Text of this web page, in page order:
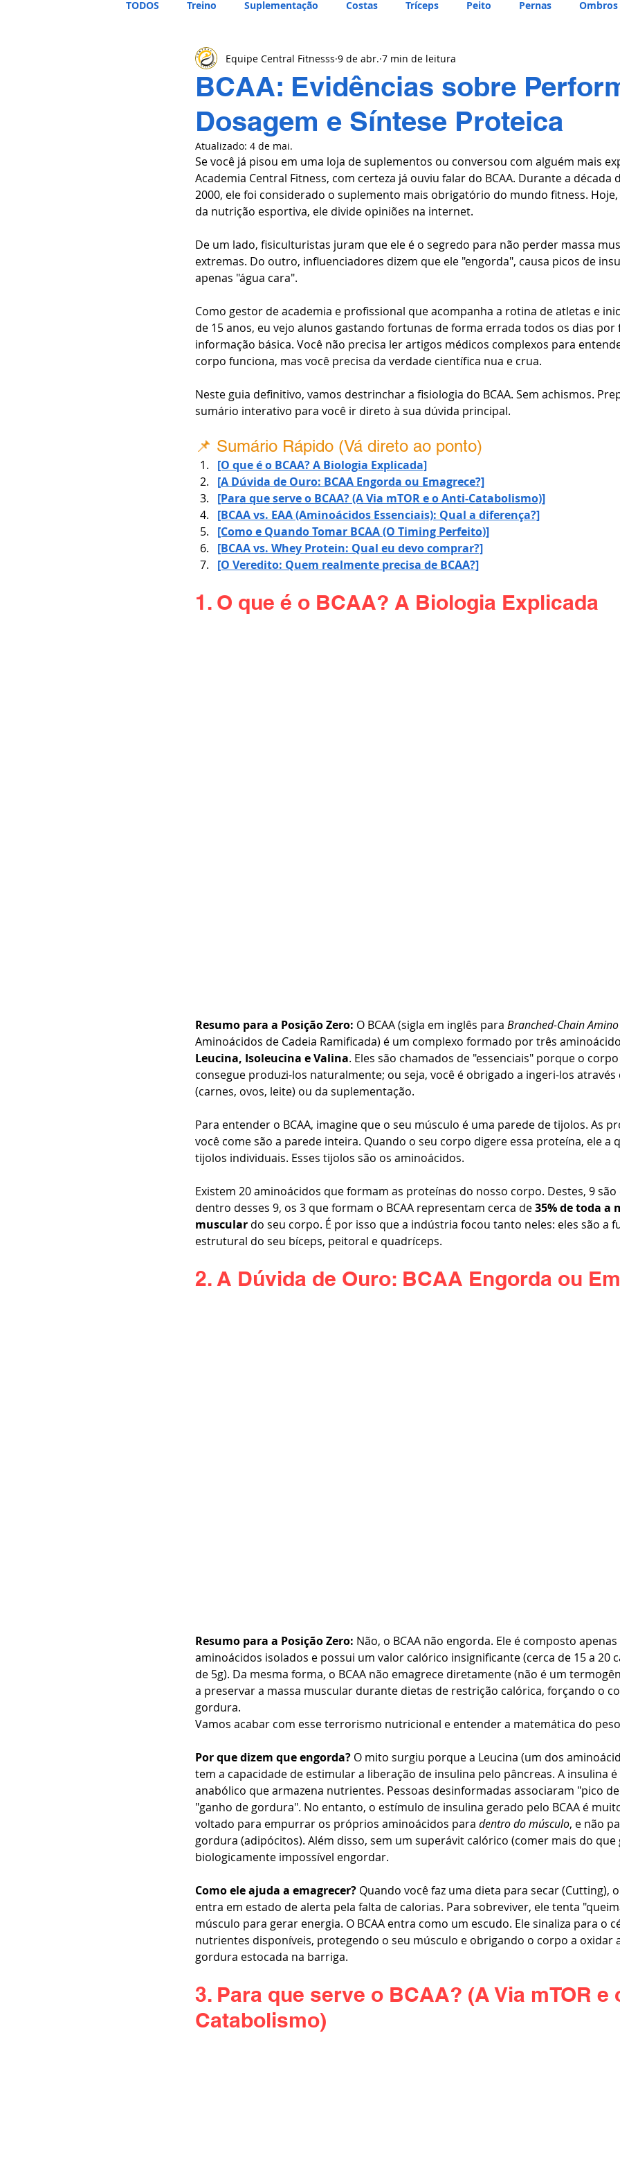
TODOS Treino Suplementação Costas Tríceps Peito Pernas Ombros
BCAA: Evidências sobre
Dosagem e Síntese Proteica
Equipe Central Fitnesss 9 de abr. 7 min de leitura
Atualizado: 4 de mai.
Se você já pisou em uma loja de suplementos ou conversou com alguém mais
Academia Central Fitness, com certeza já ouviu falar do BCAA. Durante a década
2000, ele foi considerado o suplemento mais obrigatório do mundo fitness.
da nutrição esportiva, ele divide opiniões na internet.
De um lado, fisiculturistas juram que ele é o segredo para não perder massa
extremas. Do outro, influenciadores dizem que ele "engorda", causa picos de
apenas "água cara".
Como gestor de academia e profissional que acompanha a rotina de atletas e
de 15 anos, eu vejo alunos gastando fortunas de forma errada todos os dias por
informação básica. Você não precisa ler artigos médicos complexos para
corpo funciona, mas você precisa da verdade científica nua e crua.
Neste guia definitivo, vamos destrinchar a fisiologia do BCAA. Sem achismos.
sumário interativo para você ir direto à sua dúvida principal.
📌 Sumário Rápido (Vá direto ao ponto)
[O que é o BCAA? A Biologia Explicada]
[A Dúvida de Ouro: BCAA Engorda ou Emagrece?]
[Para que serve o BCAA? (A Via mTOR e o Anti-Catabolismo)]
[BCAA vs. EAA (Aminoácidos Essenciais): Qual a diferença?]
[Como e Quando Tomar BCAA (O Timing Perfeito)]
[BCAA vs. Whey Protein: Qual eu devo comprar?]
[O Veredito: Quem realmente precisa de BCAA?]
1. O que é o BCAA? A Biologia Explicada
Resumo para a Posição Zero: O BCAA (sigla em inglês para Branched-Chain
Aminoácidos de Cadeia Ramificada) é um complexo formado por três
Leucina, Isoleucina e Valina. Eles são chamados de "essenciais" porque o
consegue produzi-los naturalmente; ou seja, você é obrigado a ingeri-los através
(carnes, ovos, leite) ou da suplementação.
Para entender o BCAA, imagine que o seu músculo é uma parede de tijolos. As
você come são a parede inteira. Quando o seu corpo digere essa proteína, ele a
tijolos individuais. Esses tijolos são os aminoácidos.
Existem 20 aminoácidos que formam as proteínas do nosso corpo. Destes, 9 são
dentro desses 9, os 3 que formam o BCAA representam cerca de 35% de toda a
muscular do seu corpo. É por isso que a indústria focou tanto neles: eles são a
estrutural do seu bíceps, peitoral e quadríceps.
2. A Dúvida de Ouro: BCAA Engorda ou
Resumo para a Posição Zero: Não, o BCAA não engorda. Ele é composto
aminoácidos isolados e possui um valor calórico insignificante (cerca de 15 a 20
de 5g). Da mesma forma, o BCAA não emagrece diretamente (não é um
a preservar a massa muscular durante dietas de restrição calórica, forçando o
gordura.
Vamos acabar com esse terrorismo nutricional e entender a matemática do
Por que dizem que engorda? O mito surgiu porque a Leucina (um dos
tem a capacidade de estimular a liberação de insulina pelo pâncreas. A insulina
anabólico que armazena nutrientes. Pessoas desinformadas associaram "pico
"ganho de gordura". No entanto, o estímulo de insulina gerado pelo BCAA é
voltado para empurrar os próprios aminoácidos para dentro do músculo, e não
gordura (adipócitos). Além disso, sem um superávit calórico (comer mais do que
biologicamente impossível engordar.
Como ele ajuda a emagrecer? Quando você faz uma dieta para secar (Cutting),
entra em estado de alerta pela falta de calorias. Para sobreviver, ele tenta
músculo para gerar energia. O BCAA entra como um escudo. Ele sinaliza para o
nutrientes disponíveis, protegendo o seu músculo e obrigando o corpo a oxidar
gordura estocada na barriga.
3. Para que serve o BCAA? (A Via mTOR e
Catabolismo)